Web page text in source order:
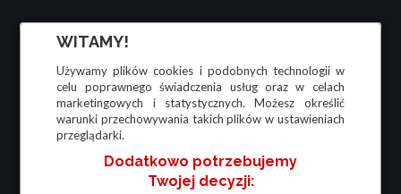
WITAMY!
Używamy plików cookies i podobnych technologii w
celu poprawnego świadczenia usług oraz w celach
marketingowych i statystycznych. Możesz określić
warunki przechowywania takich plików w ustawieniach
przeglądarki.
Dodatkowo potrzebujemy
Twojej decyzji: